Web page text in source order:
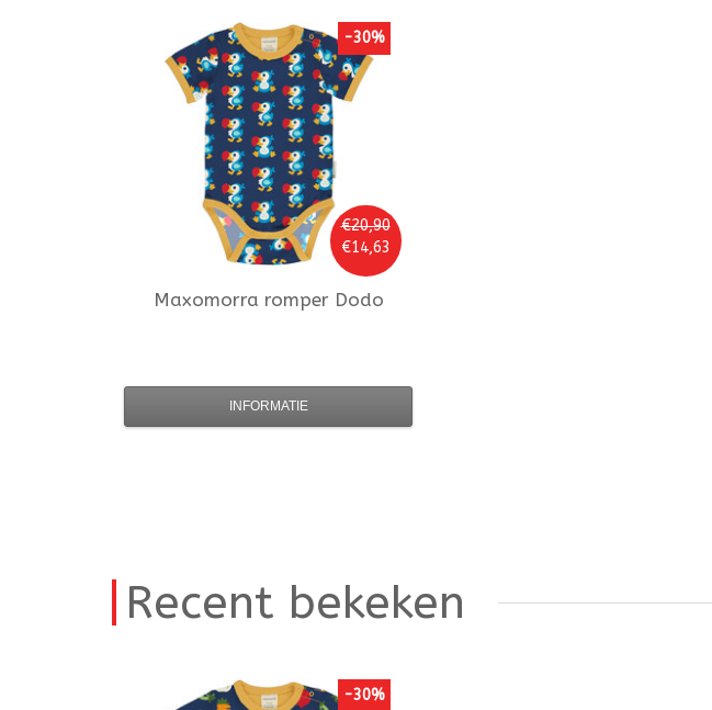
€20,90
€14,63
-30%
Maxomorra romper Dodo
INFORMATIE
Recent bekeken
-30%